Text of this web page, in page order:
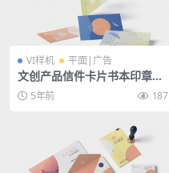
VI样机 平面|广告
文创产品信件卡片书本印章办
公用品psd样机
5年前 187